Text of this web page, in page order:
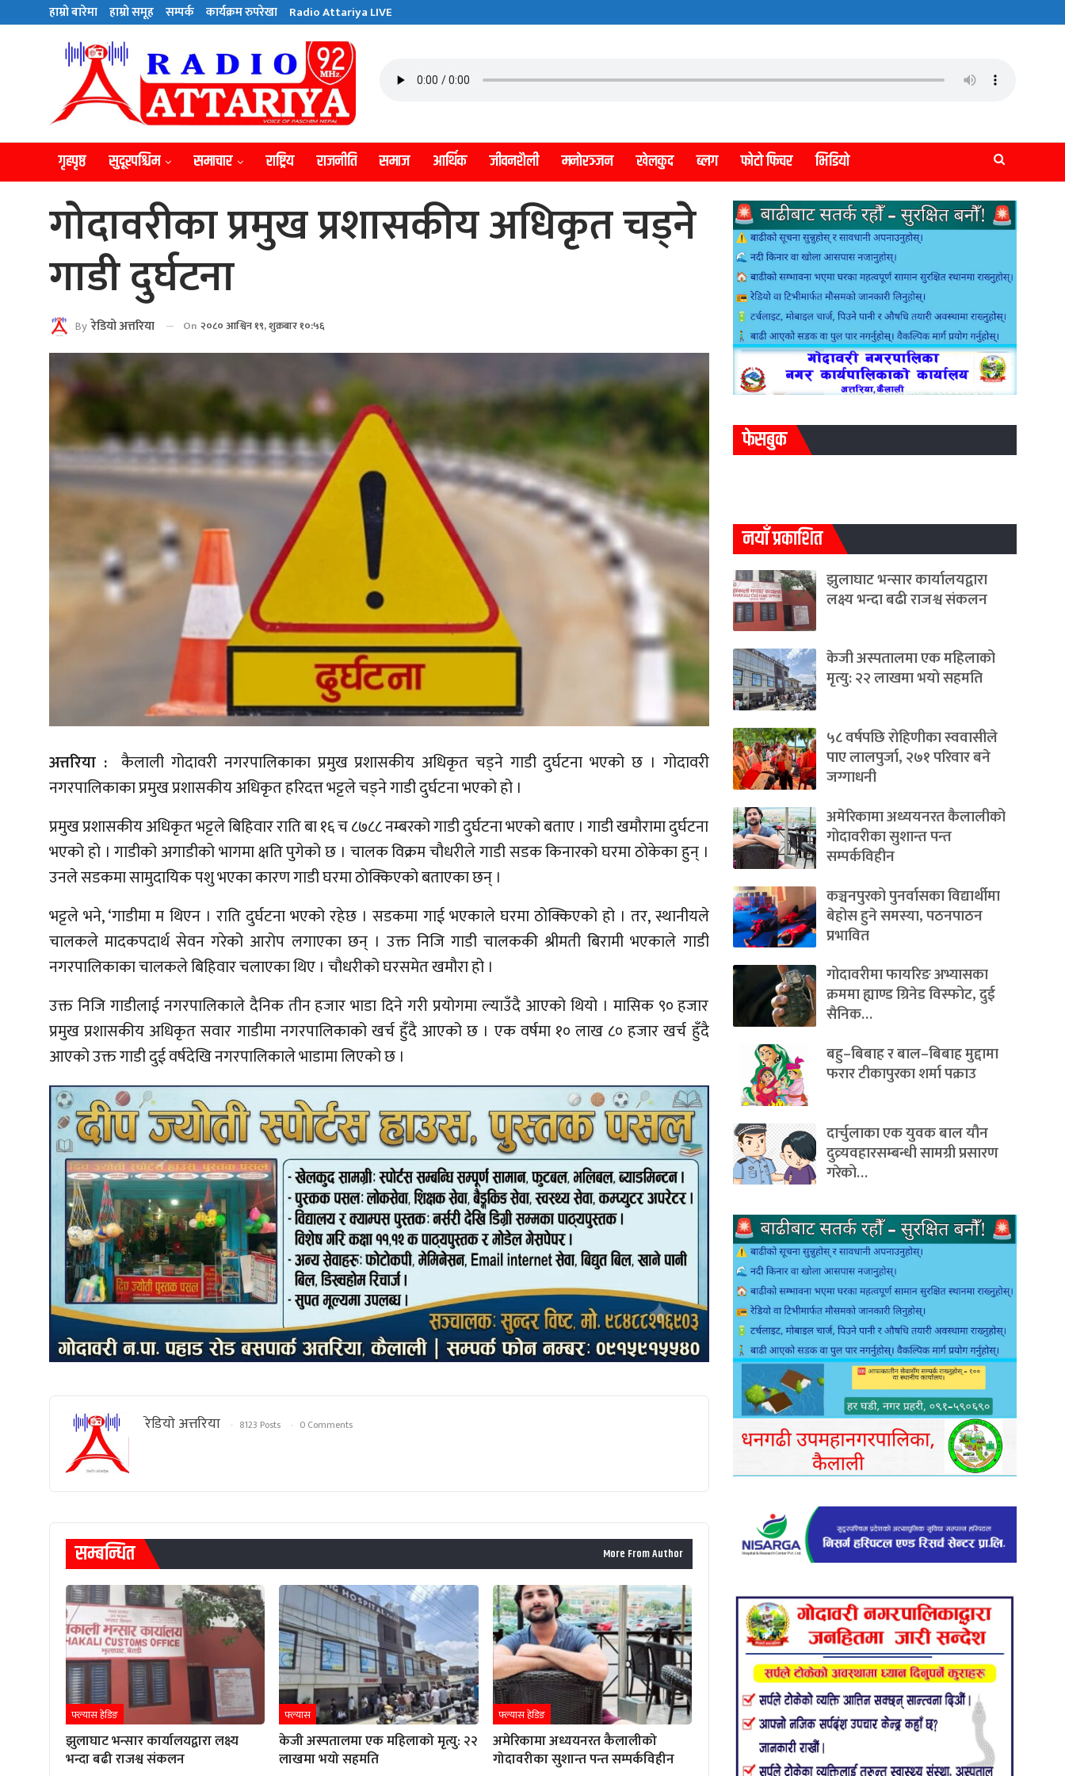
हाम्राे बारेमा हाम्राे समूह सम्पर्क कार्यक्रम रुपरेखा Radio Attariya LIVE
गृहपृष्ठ सुदूरपश्चिम समाचार राष्ट्रिय राजनीति समाज आर्थिक जीवनशैली मनाेरञ्जन खेलकुद ब्लग फोटो फिचर भिडियो
गोदावरीका प्रमुख प्रशासकीय अधिकृत चड्ने
गाडी दुर्घटना
By रेडियाे अत्तरिया On २०८० आश्विन १९, शुक्रबार १०:५६
अत्तरिया : कैलाली गोदावरी नगरपालिकाका प्रमुख प्रशासकीय अधिकृत चड्ने गाडी दुर्घटना भएको छ । गोदावरी
नगरपालिकाका प्रमुख प्रशासकीय अधिकृत हरिदत्त भट्टले चड्ने गाडी दुर्घटना भएको हो ।
प्रमुख प्रशासकीय अधिकृत भट्टले बिहिवार राति बा १६ च ८७८८ नम्बरको गाडी दुर्घटना भएको बताए । गाडी खमौरामा दुर्घटना
भएको हो । गाडीको अगाडीको भागमा क्षति पुगेको छ । चालक विक्रम चौधरीले गाडी सडक किनारको घरमा ठोकेका हुन् ।
उनले सडकमा सामुदायिक पशु भएका कारण गाडी घरमा ठोक्किएको बताएका छन् ।
भट्टले भने, ‘गाडीमा म थिएन । राति दुर्घटना भएको रहेछ । सडकमा गाई भएकाले घरमा ठोक्किएको हो । तर, स्थानीयले
चालकले मादकपदार्थ सेवन गरेको आरोप लगाएका छन् । उक्त निजि गाडी चालककी श्रीमती बिरामी भएकाले गाडी
नगरपालिकाका चालकले बिहिवार चलाएका थिए । चौधरीको घरसमेत खमौरा हो ।
उक्त निजि गाडीलाई नगरपालिकाले दैनिक तीन हजार भाडा दिने गरी प्रयोगमा ल्याउँदै आएको थियो । मासिक ९० हजार
प्रमुख प्रशासकीय अधिकृत सवार गाडीमा नगरपालिकाको खर्च हुँदै आएको छ । एक वर्षमा १० लाख ८० हजार खर्च हुँदै
आएको उक्त गाडी दुई वर्षदेखि नगरपालिकाले भाडामा लिएको छ ।
रेडियाे अत्तरिया 8123 Posts 0 Comments
सम्बन्धित More From Author
फ्ल्यास हेडिङ
झुलाघाट भन्सार कार्यालयद्वारा लक्ष्य
भन्दा बढी राजश्व संकलन
फ्ल्यास
केजी अस्पतालमा एक महिलाको मृत्यु: २२
लाखमा भयो सहमति
फ्ल्यास हेडिङ
अमेरिकामा अध्ययनरत कैलालीको
गोदावरीका सुशान्त पन्त सम्पर्कविहीन
फेसबुक
नयाँ प्रकाशित
झुलाघाट भन्सार कार्यालयद्वारा
लक्ष्य भन्दा बढी राजश्व संकलन
केजी अस्पतालमा एक महिलाको
मृत्यु: २२ लाखमा भयो सहमति
५८ वर्षपछि रोहिणीका स्ववासीले
पाए लालपुर्जा, २७१ परिवार बने
जग्गाधनी
अमेरिकामा अध्ययनरत कैलालीको
गोदावरीका सुशान्त पन्त
सम्पर्कविहीन
कञ्चनपुरको पुनर्वासका विद्यार्थीमा
बेहोस हुने समस्या, पठनपाठन
प्रभावित
गोदावरीमा फायरिङ अभ्यासका
क्रममा ह्याण्ड ग्रिनेड विस्फोट, दुई
सैनिक…
बहु–बिबाह र बाल–बिबाह मुद्दामा
फरार टीकापुरका शर्मा पक्राउ
दार्चुलाका एक युवक बाल यौन
दुव्र्यवहारसम्बन्धी सामग्री प्रसारण
गरेको…